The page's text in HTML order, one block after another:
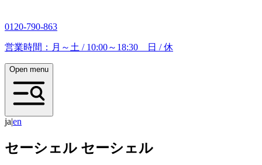
0120-790-863
営業時間：月～土 / 10:00～18:30 日 / 休
Open menu
ja|en
セーシェル セーシェル